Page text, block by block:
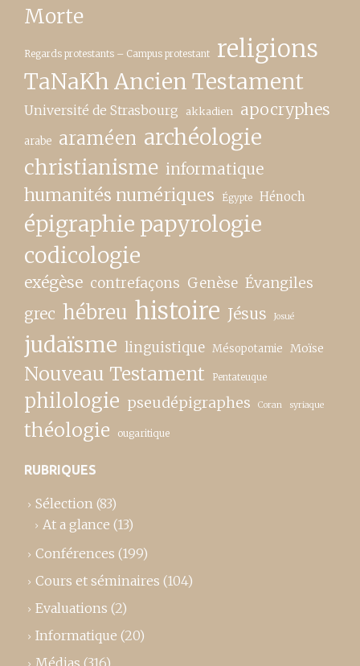
Morte
Regards protestants – Campus protestant religions
TaNaKh Ancien Testament
Université de Strasbourg akkadien apocryphes
arabe araméen archéologie
christianisme informatique
humanités numériques Égypte Hénoch
épigraphie papyrologie
codicologie
exégèse contrefaçons Genèse Évangiles
grec hébreu histoire Jésus Josué
judaïsme linguistique Mésopotamie Moïse
Nouveau Testament Pentateuque
philologie pseudépigraphes Coran syriaque
théologie ougaritique
RUBRIQUES
Sélection (83)
At a glance (13)
Conférences (199)
Cours et séminaires (104)
Evaluations (2)
Informatique (20)
Médias (316)